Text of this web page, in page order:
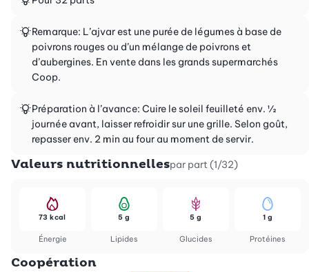
Remarque: L’ajvar est une purée de légumes à base de
poivrons rouges ou d’un mélange de poivrons et
d’aubergines. En vente dans les grands supermarchés
Coop.
Préparation à l’avance: Cuire le soleil feuilleté env. ½
journée avant, laisser refroidir sur une grille. Selon goût,
repasser env. 2 min au four au moment de servir.
Valeurs nutritionnellespar part (1/32)
Énergie
73 kcal
Lipides
5 g
Glucides
5 g
Protéines
1 g
Coopération